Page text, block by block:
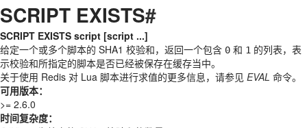
SCRIPT EXISTS#
SCRIPT EXISTS script [script ...]
给定一个或多个脚本的 SHA1 校验和，返回一个包含 0 和 1 的列表，表
示校验和所指定的脚本是否已经被保存在缓存当中。
关于使用 Redis 对 Lua 脚本进行求值的更多信息，请参见 EVAL 命令。
可用版本：
>= 2.6.0
时间复杂度：